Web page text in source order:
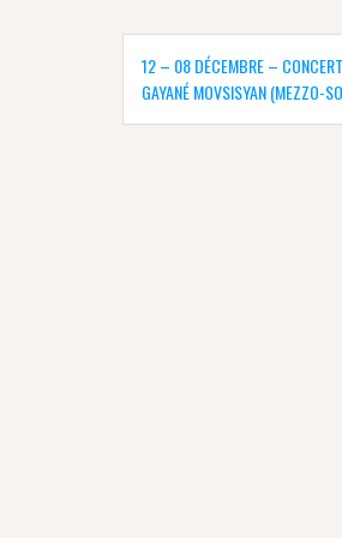
Navigation
de
l’article
12 – 08 DÉCEMBRE –
GAYANÉ MOVSISYAN (MEZZO-